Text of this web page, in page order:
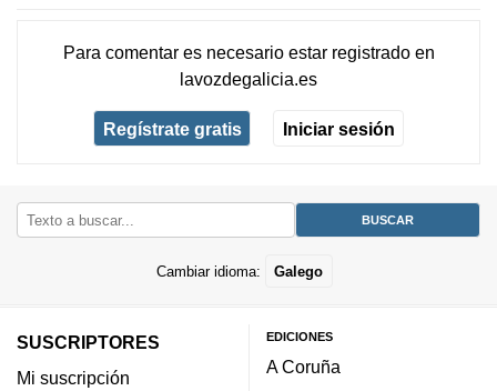
Para comentar es necesario estar registradoen
lavozdegalicia.es
Regístrate gratis Iniciar sesión
Cambiar idioma: Galego
SUSCRIPTORES
Mi suscripción
EDICIONES
A Coruña